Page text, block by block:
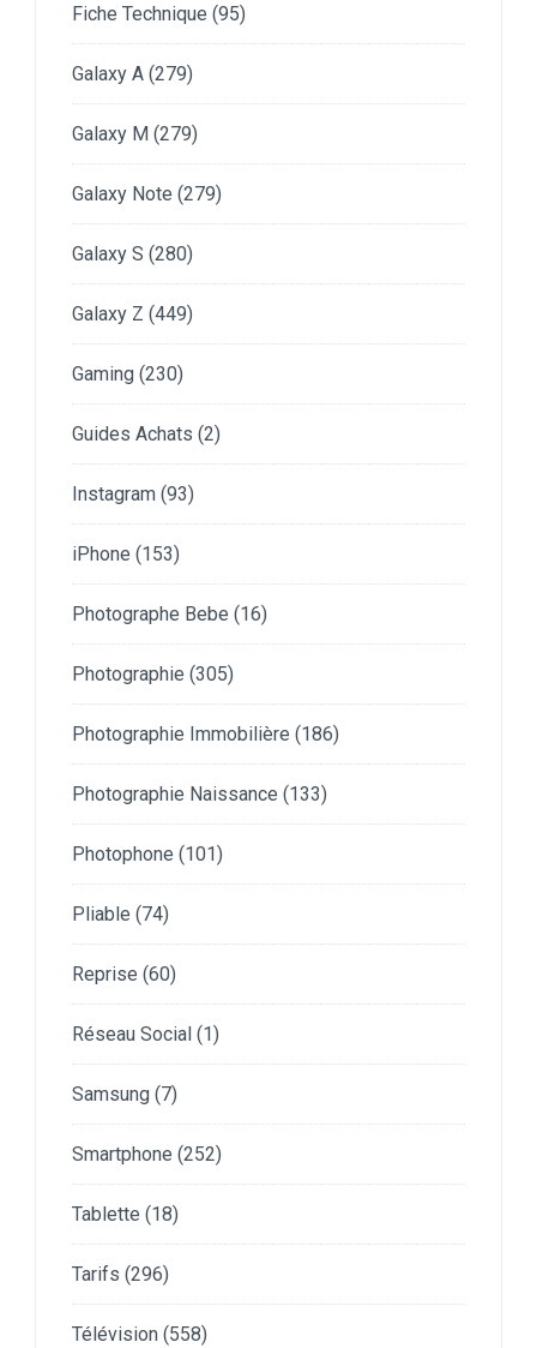
Fiche Technique (95)
Galaxy A (279)
Galaxy M (279)
Galaxy Note (279)
Galaxy S (280)
Galaxy Z (449)
Gaming (230)
Guides Achats (2)
Instagram (93)
iPhone (153)
Photographe Bebe (16)
Photographie (305)
Photographie Immobilière (186)
Photographie Naissance (133)
Photophone (101)
Pliable (74)
Reprise (60)
Réseau Social (1)
Samsung (7)
Smartphone (252)
Tablette (18)
Tarifs (296)
Télévision (558)